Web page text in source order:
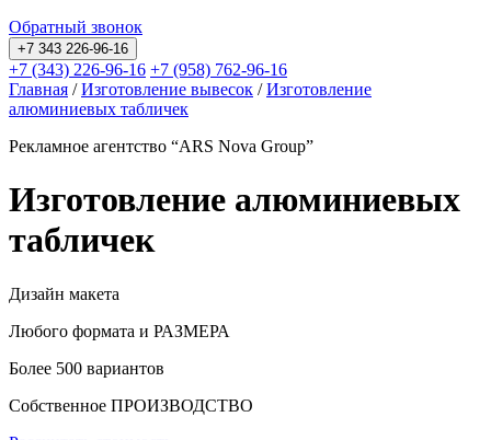
Обратный звонок
+7 343 226-96-16
+7 (343) 226-96-16 +7 (958) 762-96-16
Главная /Изготовление вывесок /Изготовление
алюминиевых табличек
Рекламное агентство “ARS Nova Group”
Изготовление алюминиевых
табличек
Дизайн макета
Любого формата и РАЗМЕРА
Более 500 вариантов
Собственное ПРОИЗВОДСТВО